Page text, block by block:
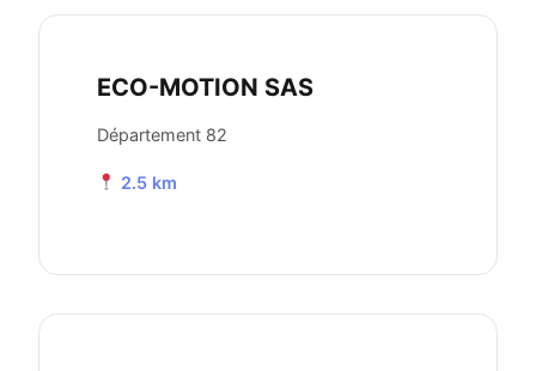
ECO-MOTION SAS
Département 82
2.5 km